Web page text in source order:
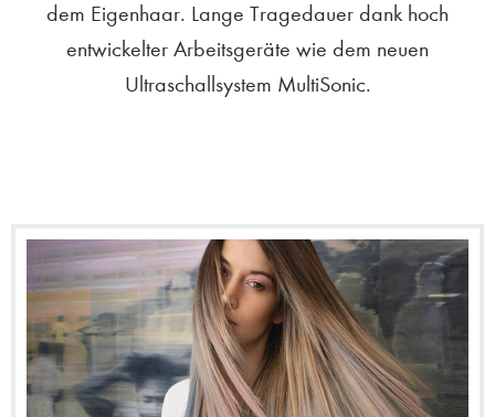
dem Eigenhaar. Lange Tragedauer dank hoch
entwickelter Arbeitsgeräte wie dem neuen
Ultraschallsystem MultiSonic.